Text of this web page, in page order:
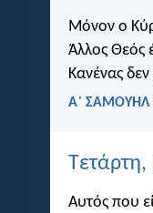
Μόνον ο
Άλλος Θεός
Κανένας
Α΄ ΣΑΜΟΥΗΛ
Αυτός που